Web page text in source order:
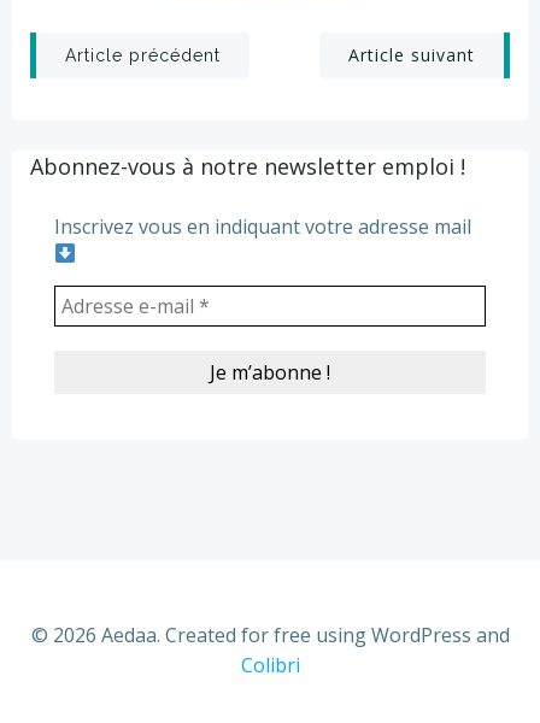
Post
Article précédent
PostArticle suivant
Abonnez-vous à notre newsletter emploi !
Inscrivez vous en indiquant votre adresse mail
© 2026 Aedaa. Created for free using WordPress and
Colibri